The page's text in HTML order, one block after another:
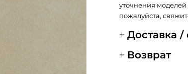
уточнения
пожалуйста,
Доставка
Возврат